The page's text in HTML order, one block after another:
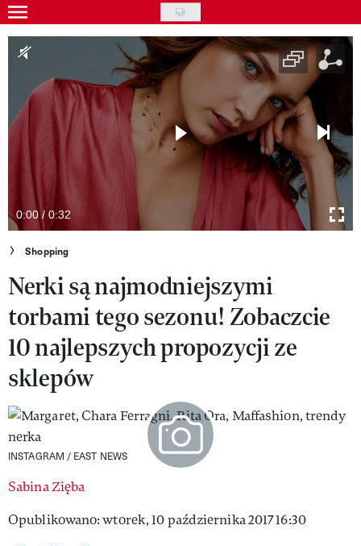
Skip
to
main
content
Gwiazdy
Moda
Styl życia
Kultura
Wideo
Nasze akcje
VIVA!ART
VIVA!MODA
VIVA!LIFESTYLE
VIVA!MAN
VIVA!ITAKA
MAGAZYN VIVA!
0:00 / 0:32
Shopping
Nerki są najmodniejszymi
torbami tego sezonu! Zobaczcie
10 najlepszych propozycji ze
sklepów
INSTAGRAM / EAST NEWS
Sabina Zięba
Opublikowano: wtorek, 10 października 2017 16:30